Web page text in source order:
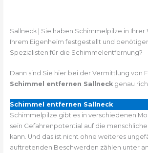
Sallneck | Sie haben Schimmelpilze in Ihrer
Ihrem Eigenheim festgestellt und
Spezialisten für die Schimmelentfernung?
Dann sind Sie hier bei der Vermittlung von
Schimmel entfernen Sallneckgenau
Schimmel entfernen Sallneck
Schimmelpilze gibt es in verschiedenen
sein Gefahrenpotential auf die
kann. Und das ist nicht ohne weiteres
auftretenden Beschwerden zählen unter